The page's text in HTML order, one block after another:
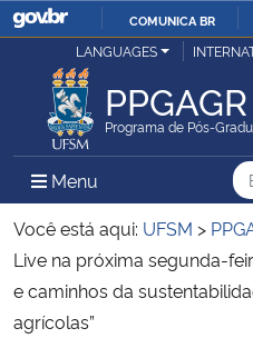
COMUNICA BR
Ministério da Justiça e Segurança
Ministério da Defesa
Ministério das Relações Exteriores
Ministério da Economia
Ministério da Infraestrutura
LANGUAGES
PPGAGR
Programa de Pós-
Menu Menu Principal
Você está aqui: UFSM >
Live na próxima segunda-
e caminhos da
agrícolas”